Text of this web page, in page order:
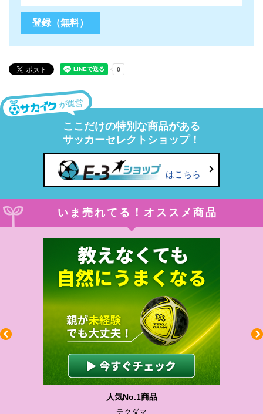
が運営
ここだけの特別な商品がある
サッカーセレクトショップ！
はこちら
いま売れてる！オススメ商品
人気No.1商品
テクダマ